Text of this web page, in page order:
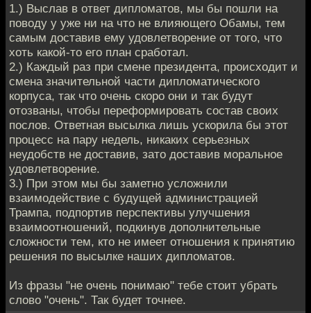
1.) Выслав в ответ дипломатов, мы бы пошли на
поводу у уже ни на что не влияющего Обамы, тем
самым доставив ему удовлетворение от того, что
хоть какой-то его план сработал.
2.) Каждый раз при смене президента, происходит и
смена значительной части дипломатического
корпуса, так что очень скоро они и так будут
отозваны, чтобы переформировать состав своих
послов. Ответная высылка лишь ускорила бы этот
процесс на пару недель, никаких серьезных
неудобств не доставив, зато доставив моральное
удовлетворение.
3.) При этом мы бы заметно усложнили
взаимодействие с будущей администрацией
Трампа, подпортив перспективы улучшения
взаимоотношений, подкинув дополнительные
сложности тем, кто не имеет отношения к принятию
решения по высылке наших дипломатов.
Из фразы "не очень понимаю" тебе стоит убрать
слово "очень". Так будет точнее.